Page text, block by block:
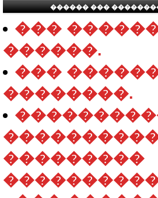
������ ���
���
������.
���
��������.
���������